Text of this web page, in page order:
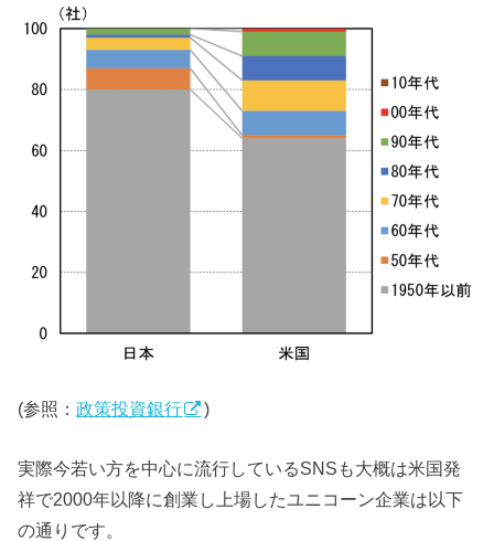
(参照：政策投資銀行 )
実際今若い方を中心に流行しているSNSも大概は米国発
祥で2000年以降に創業し上場したユニコーン企業は以下
の通りです。